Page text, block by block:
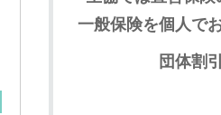
一般保険を個人で
団体割